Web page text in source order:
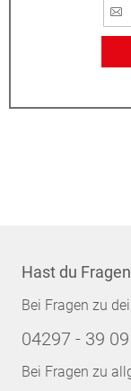
Hast du
Bei Fragen zu
04297 - 39 09
Bei Fragen zu